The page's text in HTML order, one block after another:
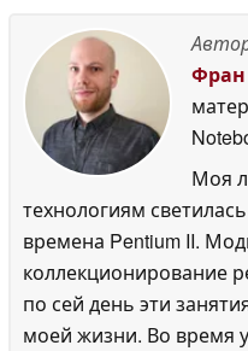
Фран
Моя
технологиям
времена Pentium II.
коллекционирование
по сей день эти
моей жизни. Во время